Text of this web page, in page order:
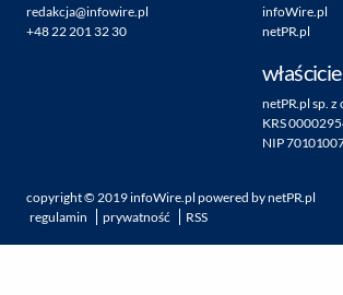
redakcja@infowire.pl
+48 22 201 32 30
infoWire.pl
netPR.pl
netPR.pl sp. z
KRS
NIP
copyright ©2019infoWire.pl powered bynetPR.pl
regulamin
prywatność RSS